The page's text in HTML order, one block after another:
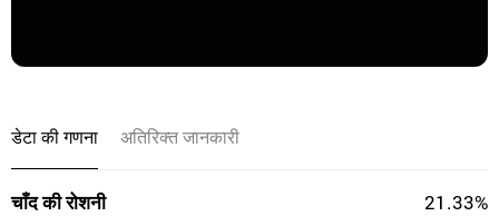
डेटा की गणना अतिरिक्त जानकारी
चाँद की रोशनी
21.33%